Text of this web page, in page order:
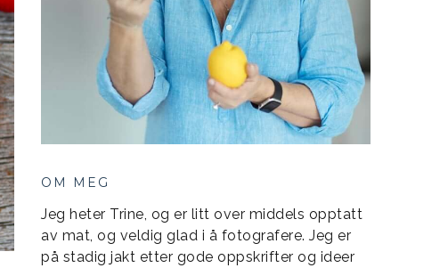
OM MEG
Jeg heter Trine, og er litt over middels opptatt
av mat, og veldig glad i å fotografere. Jeg er
på stadig jakt etter gode oppskrifter og ideer